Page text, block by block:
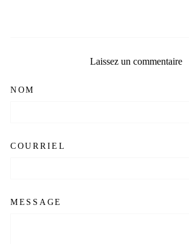
Laissez un commentaire
NOM
COURRIEL
MESSAGE